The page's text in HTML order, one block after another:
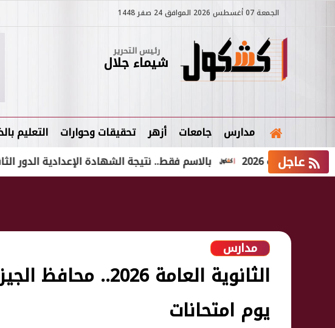
الجمعة 07 أغسطس 2026 الموافق 24 صفر 1448
رئيس التحرير
شيماء جلال
مدارس جامعات أزهر تحقيقات وحوارات التعليم
عاجل بالاسم فقط.. نتيجة الشهادة الإعدادية الدور الثاني 2026 في المحافظات 2026
مدارس
الثانوية العامة
يوم امتحانات